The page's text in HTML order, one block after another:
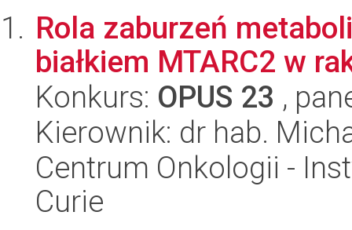
Rola zaburzeń
białkiem MTARC2 w
Konkurs: OPUS 23 ,
Kierownik: dr hab.
Centrum Onkologii -
Curie